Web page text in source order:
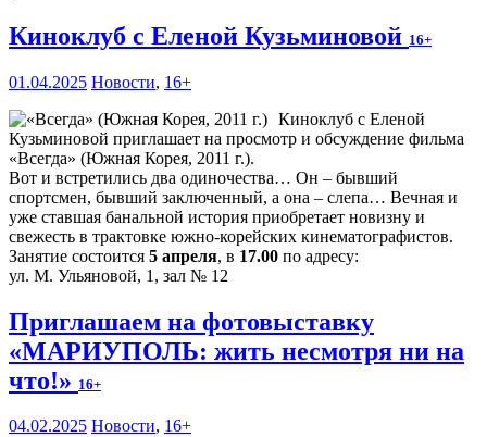
Киноклуб с Еленой Кузьминовой 16+
01.04.2025 Новости, 16+
Киноклуб с Еленой
Кузьминовой приглашает на просмотр и обсуждение фильма
«Всегда» (Южная Корея, 2011 г.).
Вот и встретились два одиночества… Он – бывший
спортсмен, бывший заключенный, а она – слепа… Вечная и
уже ставшая банальной история приобретает новизну и
свежесть в трактовке южно-корейских кинематографистов.
Занятие состоится 5 апреля, в 17.00 по адресу:
ул. М. Ульяновой, 1, зал № 12
Приглашаем на фотовыставку
«МАРИУПОЛЬ: жить несмотря ни на
что!» 16+
04.02.2025 Новости, 16+